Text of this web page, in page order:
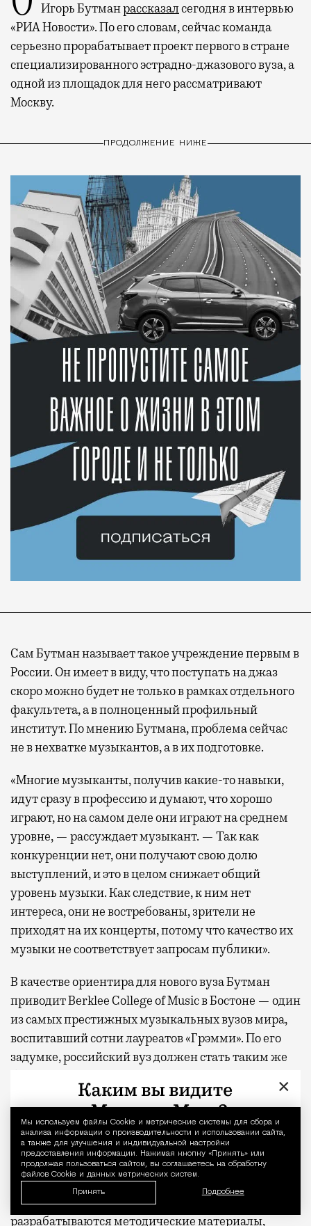
Уведомление
Мы используем файлы Сookie и метрические системы для сбора и
анализа информации о производительности и использовании сайта,
а также для улучшения и индивидуальной настройки
предоставления информации. Нажимая кнопку «Принять» или
продолжая пользоваться сайтом, вы соглашаетесь на обработку
файлов Cookie и данных метрических систем.
Принять Подробнее
Игорь Бутманрассказалсегодня в интервью
«РИА Новости». По его словам, сейчас команда
серьезно прорабатывает проект первого в стране
специализированного эстрадно-джазового вуза, а
одной из площадок для него рассматривают
Москву.
ПРОДОЛЖЕНИЕ НИЖЕ
Сам Бутман называет такое учреждение первым в
России. Он имеет в виду, что поступать на джаз
скоро можно будет не только в рамках отдельного
факультета, а в полноценный профильный
институт. По мнению Бутмана, проблема сейчас
не в нехватке музыкантов, а в их подготовке.
«Многие музыканты, получив какие-то навыки,
идут сразу в профессию и думают, что хорошо
играют, но на самом деле они играют на среднем
уровне, — рассуждает музыкант. — Так как
конкуренции нет, они получают свою долю
выступлений, и это в целом снижает общий
уровень музыки. Как следствие, к ним нет
интереса, они не востребованы, зрители не
приходят на их концерты, потому что качество их
музыки не соответствует запросам публики».
В качестве ориентира для нового вуза Бутман
приводит Berklee College of Music в Бостоне — один
из самых престижных музыкальных вузов мира,
воспитавший сотни лауреатов «Грэмми». По его
задумке, российский вуз должен стать таким же
большим центром эстрадно-джазового
образования, где будут готовить не только
Откроется ли такой русский Беркли именно в
Москве, пока неизвестно — Бутман рассматривает
и Санкт-Петербург. Так или иначе, до первых
вступительных экзаменов еще далеко: пока
разрабатываются методические материалы,
×